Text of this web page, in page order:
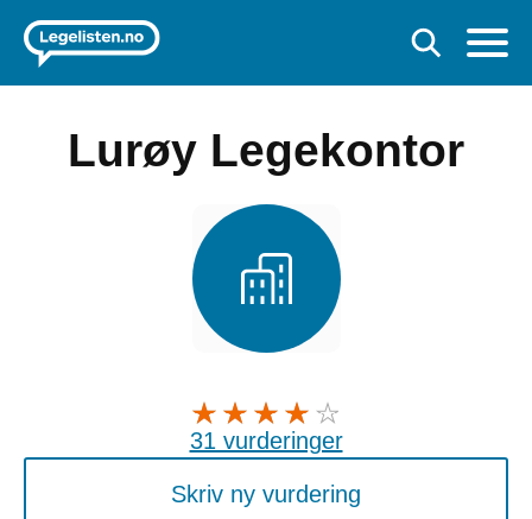
Lurøy Legekontor
31 vurderinger
Skriv ny vurdering